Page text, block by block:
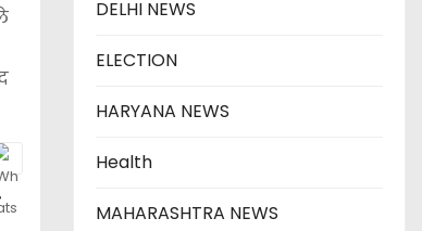
DELHI NEWS
ELECTION
HARYANA NEWS
Health
MAHARASHTRA NEWS